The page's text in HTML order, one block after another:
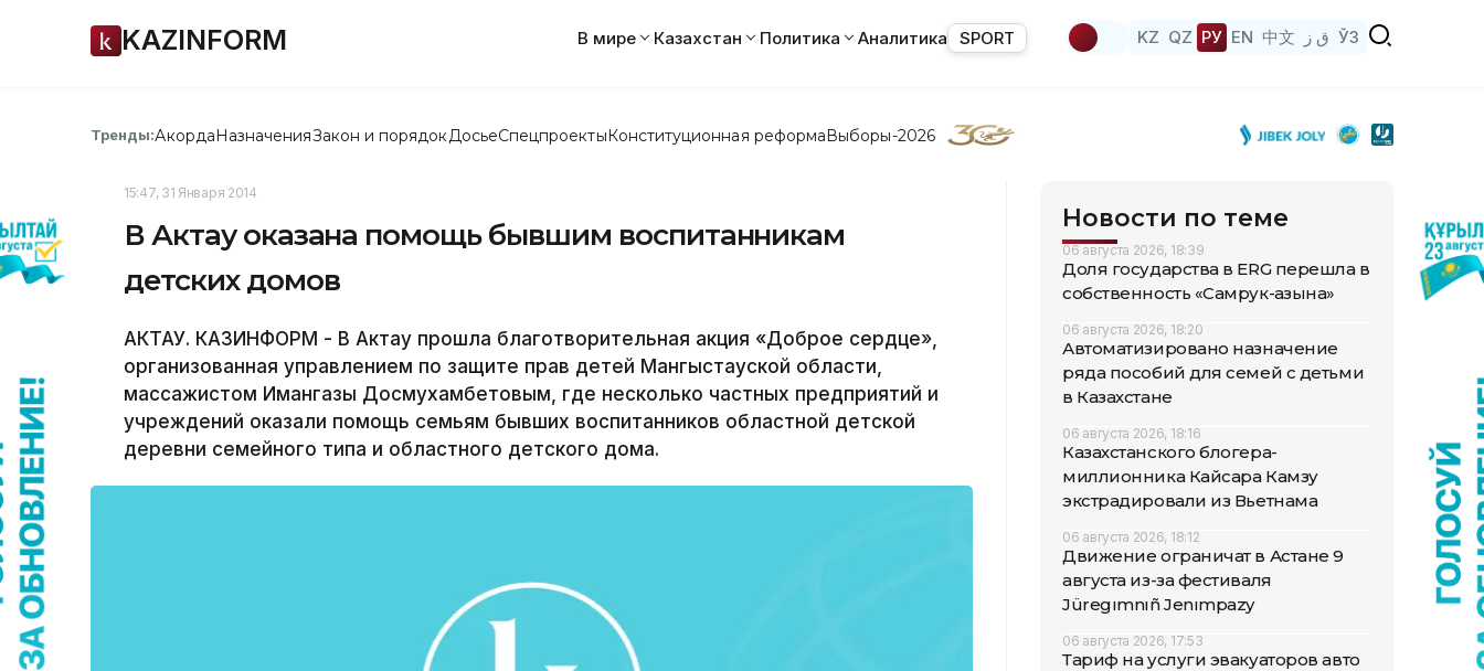
KAZINFORM В мире Казахстан Политика Аналитика SPORT KZ QZ РУ EN 中文 ق ز ЎЗ
Тренды:АкордаНазначенияЗакон и порядок ДосьеСпецпроектыКонституционная реформаВыборы-2026
15:47, 31 Января 2014
В Актау оказана помощь бывшим воспитанникам
детских домов
АКТАУ. КАЗИНФОРМ - В Актау прошла благотворительная акция «Доброе сердце»,
организованная управлением по защите прав детей Мангыстауской области,
массажистом Имангазы Досмухамбетовым, где несколько частных предприятий и
учреждений оказали помощь семьям бывших воспитанников областной детской
деревни семейного типа и областного детского дома.
Новости по теме
06 августа 2026, 18:39
Доля государства в ERG перешла в
собственность «Самрук-Қазына»
06 августа 2026, 18:20
Автоматизировано назначение
ряда пособий для семей с детьми
в Казахстане
06 августа 2026, 18:16
Казахстанского блогера-
миллионника Кайсара Камзу
экстрадировали из Вьетнама
06 августа 2026, 18:12
Движение ограничат в Астане 9
августа из-за фестиваля
Jüregımnıñ Jenımpazy
06 августа 2026, 17:53
Тариф на услуги эвакуаторов авто